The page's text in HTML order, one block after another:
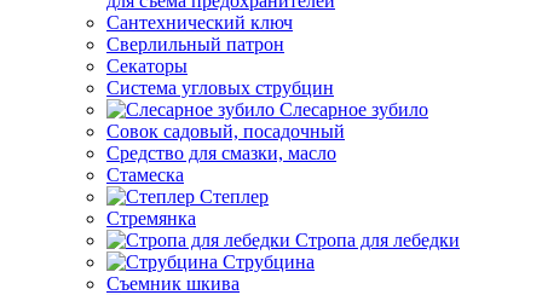
Сантехнический ключ
Сверлильный патрон
Секаторы
Система угловых струбцин
Слесарное зубило
Совок садовый, посадочный
Средство для смазки, масло
Стамеска
Степлер
Стремянка
Стропа для лебедки
Струбцина
Съемник шкива